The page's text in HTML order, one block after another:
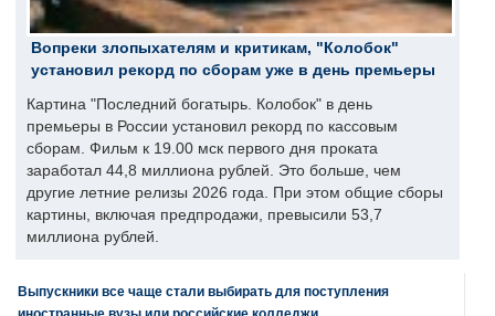
Вопреки злопыхателям и критикам, "Колобок"
установил рекорд по сборам уже в день премьеры
Картина "Последний богатырь. Колобок" в день
премьеры в России установил рекорд по кассовым
сборам. Фильм к 19.00 мск первого дня проката
заработал 44,8 миллиона рублей. Это больше, чем
другие летние релизы 2026 года. При этом общие сборы
картины, включая предпродажи, превысили 53,7
миллиона рублей.
Выпускники все чаще стали выбирать для поступления